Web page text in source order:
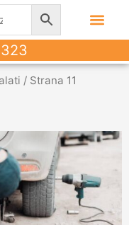
/ Strana 11